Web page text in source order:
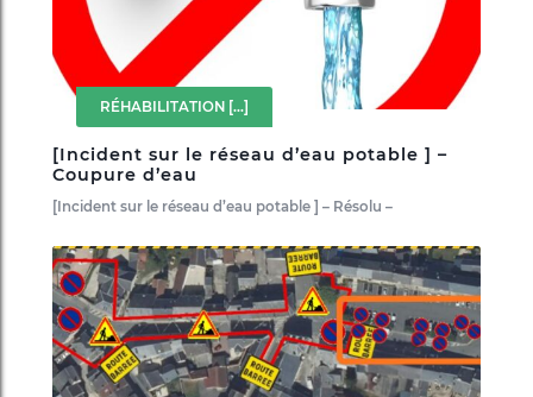
RÉHABILITATION [...]
[Incident sur le réseau d’eau potable ] –
Coupure d’eau
[Incident sur le réseau d’eau potable ] – Résolu –